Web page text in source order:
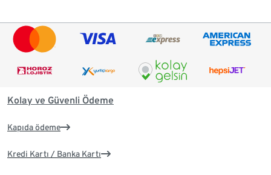
Kolay ve Güvenli Ödeme
Kapıda ödeme
Kredi Kartı / Banka Kartı